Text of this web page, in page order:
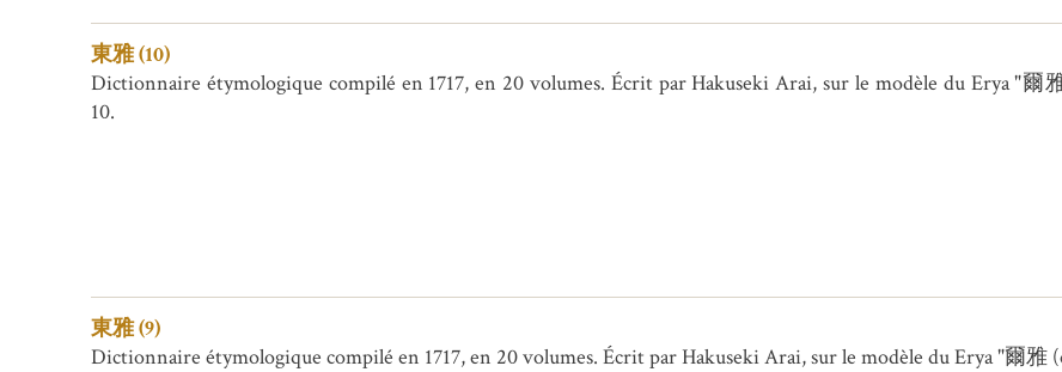
東雅 (10)
Dictionnaire étymologique compilé en 1717, en 20 volumes. Écrit par Hakuseki Arai, sur le modèle du Erya "爾雅
10.
東雅 (9)
Dictionnaire étymologique compilé en 1717, en 20 volumes. Écrit par Hakuseki Arai, sur le modèle du Erya "爾雅